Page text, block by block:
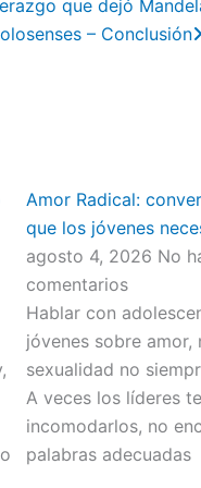
que dejó
– Conclusión
Amor Radical:
que los jóvenes
agosto 4, 2026 No
comentarios
Hablar con
jóvenes sobre amor,
sexualidad no
A veces los líderes
incomodarlos, no
palabras adecuadas